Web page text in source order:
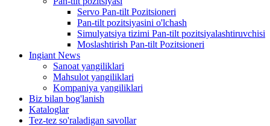
Servo Pan-tilt Pozitsioneri
Pan-tilt pozitsiyasini o'lchash
Simulyatsiya tizimi Pan-tilt pozitsiyalashtiruvchisi
Moslashtirish Pan-tilt Pozitsioneri
Ingiant News
Sanoat yangiliklari
Mahsulot yangiliklari
Kompaniya yangiliklari
Biz bilan bog'lanish
Kataloglar
Tez-tez so'raladigan savollar